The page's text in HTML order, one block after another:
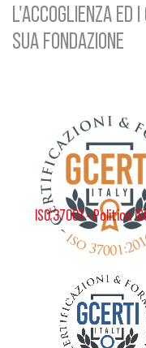
L'ACCOGLIENZA ED
SUA FONDAZIONE
ISO 37001 - Politica